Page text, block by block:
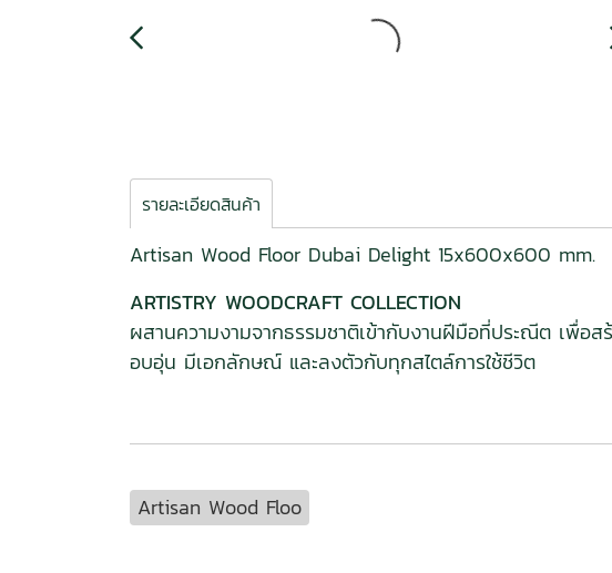
รายละเอียดสินค้า
Artisan Wood Floor Dubai Delight 15x600x600 mm.
ARTISTRY WOODCRAFT COLLECTION
ผสานความงามจากธรรมชาติเข้ากับงานฝีมือที่ประณีต เพื่อ
อบอุ่น มีเอกลักษณ์ และลงตัวกับทุกสไตล์การใช้ชีวิต
Artisan Wood Floo